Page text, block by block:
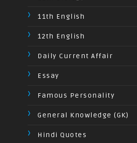
11th English
12th English
Daily Current Affair
Essay
Famous Personality
General Knowledge (GK)
Hindi Quotes